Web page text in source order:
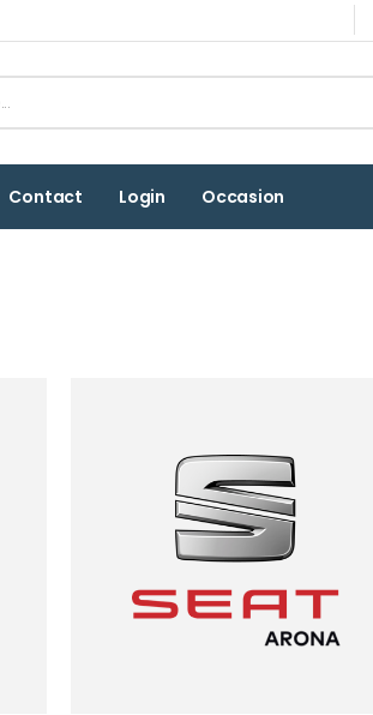
Contact Login Occasion